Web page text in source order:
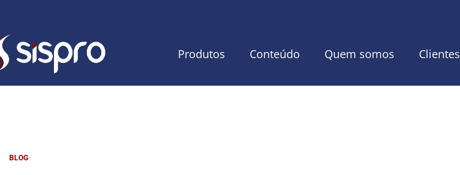
Produtos Conteúdo Quem somos Clientes
BLOG